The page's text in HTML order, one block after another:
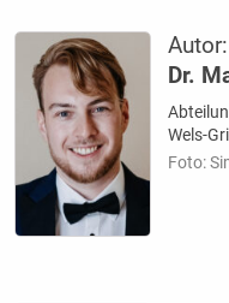
Autor:
Dr.
Wels-
Foto: